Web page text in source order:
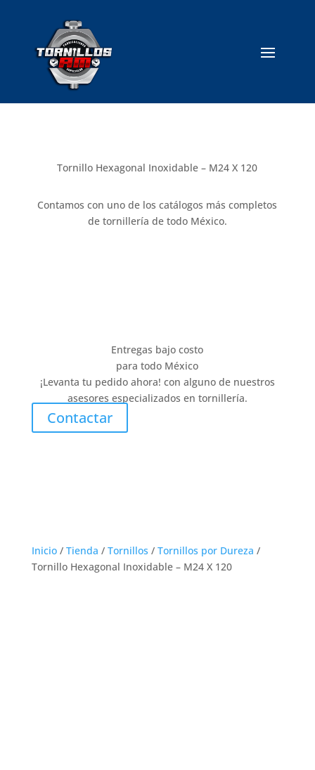
Tornillo Hexagonal Inoxidable – M24 X 120
Contamos con uno de los catálogos más completos
de tornillería de todo México.
Entregas bajo costo
para todo México
¡Levanta tu pedido ahora! con alguno de nuestros
asesores especializados en tornillería.
Contactar
Inicio/ Tienda / Tornillos / Tornillos por Dureza /
Tornillo Hexagonal Inoxidable – M24 X 120